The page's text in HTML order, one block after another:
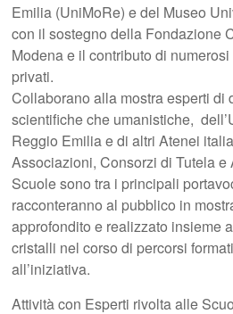
Emilia (UniMoRe) e del Museo
con il sostegno della Fondazione
Modena e il contributo di
privati.
Collaborano alla mostra esperti di
scientifiche che umanistiche,
Reggio Emilia e di altri Atenei
Associazioni, Consorzi di Tutela
Scuole sono tra i principali
racconteranno al pubblico in
approfondito e realizzato insieme
cristalli nel corso di percorsi
all’iniziativa.
Attività con Esperti rivolta alle